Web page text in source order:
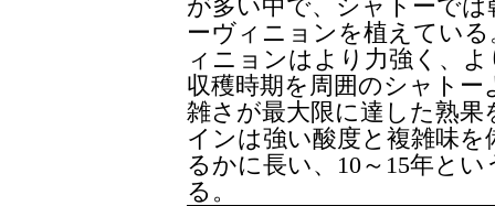
が多い中で、シャトーで
ーヴィニョンを植えてい
ィニョンはより力強く、
収穫時期を周囲のシャト
雑さが最大限に達した熟
インは強い酸度と複雑味
るかに長い、10～15年と
る。